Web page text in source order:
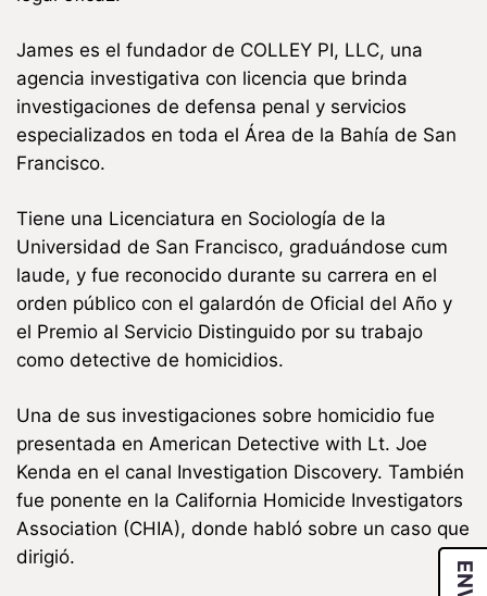
James es el fundador de COLLEY PI, LLC, una
agencia investigativa con licencia que brinda
investigaciones de defensa penal y servicios
especializados en toda el Área de la Bahía de San
Francisco.
Tiene una Licenciatura en Sociología de la
Universidad de San Francisco, graduándose cum
laude, y fue reconocido durante su carrera en el
orden público con el galardón de Oficial del Año y
el Premio al Servicio Distinguido por su trabajo
como detective de homicidios.
Una de sus investigaciones sobre homicidio fue
presentada en American Detective with Lt. Joe
Kenda en el canal Investigation Discovery. También
fue ponente en la California Homicide Investigators
Association (CHIA), donde habló sobre un caso que
dirigió.